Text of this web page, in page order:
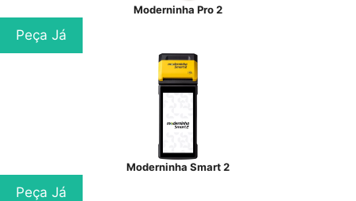
Moderninha Pro 2
Peça Já
Moderninha Smart 2
Peça Já